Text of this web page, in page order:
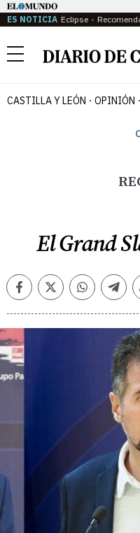
ES NOTICIA Eclipse
Menú
CASTILLA Y LEÓN OPINIÓN
El Grand
FacebookTwitterWhatsapp